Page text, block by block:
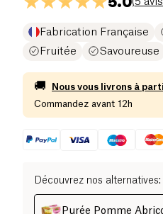
Fabrication Française
Fruitée
Savoureuse
🚚 Nous vous livrons à
Commandez avant 12h
Découvrez nos alternatives:
Purée Pomme